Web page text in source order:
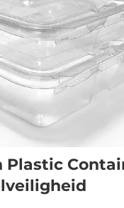
Plastic